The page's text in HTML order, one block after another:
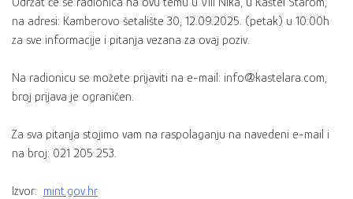
na adresi: Kamberovo šetalište 30, 12.09.2025. (petak) u 10:00h
za sve informacije i pitanja vezana za ovaj poziv.
Na radionicu se možete prijaviti na e-mail: info@kastelara.com,
broj prijava je ograničen.
Za sva pitanja stojimo vam na raspolaganju na navedeni e-mail i
na broj: 021 205 253.
Izvor: mint.gov.hr